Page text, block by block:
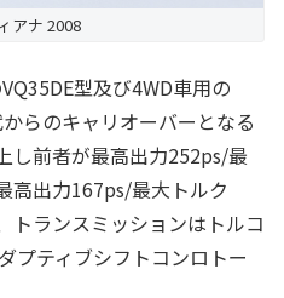
アナ 2008
型及び4WD車用の
らのキャリオーバーとなる
し前者が最高出力252ps/最
高出力167ps/最大トルク
トランスミッションはトルコ
プティブシフトコンロトー